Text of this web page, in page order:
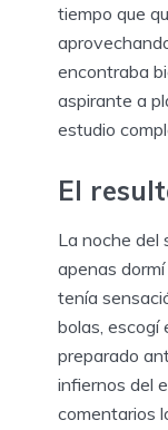
tiempo que
encontraba
aspirante a
estudio
El
La noche del
apenas
tenía
bolas, escogí
preparado
infiernos del
comentarios